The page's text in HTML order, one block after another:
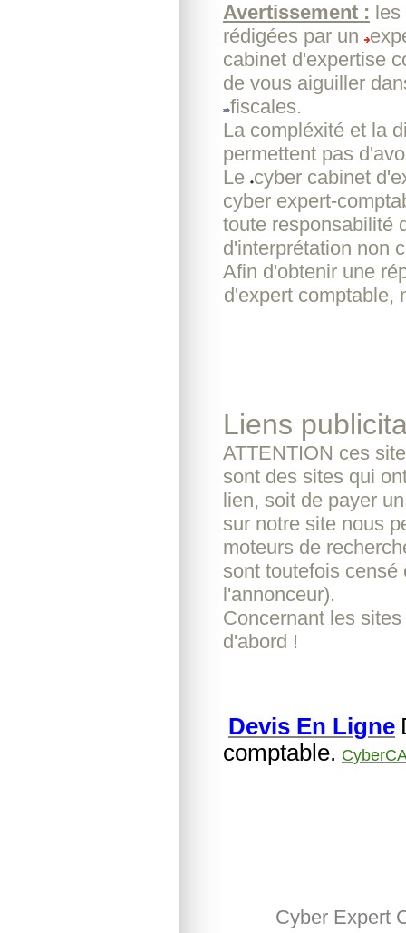
Avertissement : les
rédigées par un
cabinet d'expertise
de vous aiguiller
fiscales.
La compléxité et la
permettent pas
Le cyber cabinet
cyber expert-
toute responsabilité
d'interprétation non
Afin d'obtenir une
d'expert comptable,
Liens
ATTENTION ces
sont des sites qui
lien, soit de payer
sur notre site nous
moteurs de
sont toutefois censé
l'annonceur).
Concernant les
d'abord !
Devis En Ligne
comptable.
Cyber Expert